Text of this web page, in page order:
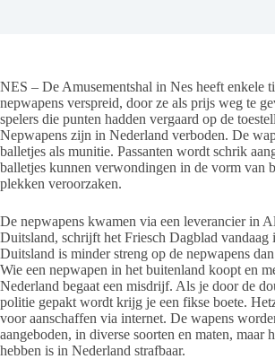
NES – De Amusementshal in Nes heeft enkele
nepwapens verspreid, door ze als prijs weg te
spelers die punten hadden vergaard op de
Nepwapens zijn in Nederland verboden. De
balletjes als munitie. Passanten wordt schrik
balletjes kunnen verwondingen in de vorm van
plekken veroorzaken.
De nepwapens kwamen via een leverancier in
Duitsland, schrijft het Friesch Dagblad vandaag
Duitsland is minder streng op de nepwapens
Wie een nepwapen in het buitenland koopt en
Nederland begaat een misdrijf. Als je door de
politie gepakt wordt krijg je een fikse boete.
voor aanschaffen via internet. De wapens
aangeboden, in diverse soorten en maten, maar
hebben is in Nederland strafbaar.